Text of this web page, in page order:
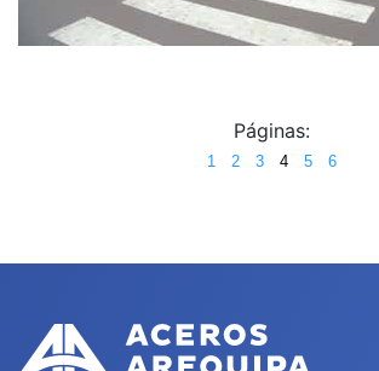
Páginas:
1 2 3 4 5 6